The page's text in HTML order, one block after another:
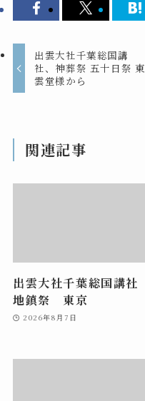
出雲大社千葉総国講
社、神葬祭 五十日祭 東
雲堂様から
関連記事
出雲大社千葉総国講社
地鎮祭 東京
2026年8月7日